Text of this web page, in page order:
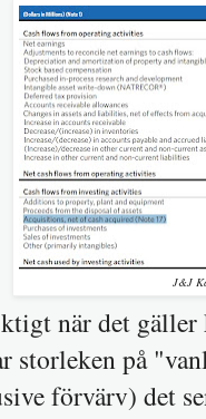
J&J
när det gäller
storleken på
förvärv) det